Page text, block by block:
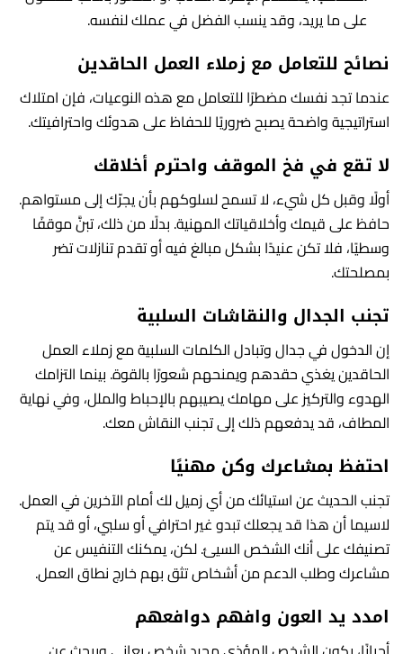
على ما يريد، وقد ينسب الفضل في عملك لنفسه.
نصائح للتعامل مع زملاء العمل الحاقدين
عندما تجد نفسك مضطرًا للتعامل مع هذه النوعيات، فإن امتلاك
استراتيجية واضحة يصبح ضروريًا للحفاظ على هدوئك واحترافيتك.
لا تقع في فخ الموقف واحترم أخلاقك
أولًا وقبل كل شيء، لا تسمح لسلوكهم بأن يجرّك إلى مستواهم.
حافظ على قيمك وأخلاقياتك المهنية. بدلًا من ذلك، تبنَّ موقفًا
وسطيًا، فلا تكن عنيدًا بشكل مبالغ فيه أو تقدم تنازلات تضر
بمصلحتك.
تجنب الجدال والنقاشات السلبية
إن الدخول في جدال وتبادل الكلمات السلبية مع زملاء العمل
الحاقدين يغذي حقدهم ويمنحهم شعورًا بالقوة. بينما التزامك
الهدوء والتركيز على مهامك يصيبهم بالإحباط والملل، وفي نهاية
المطاف، قد يدفعهم ذلك إلى تجنب النقاش معك.
احتفظ بمشاعرك وكن مهنيًا
تجنب الحديث عن استيائك من أي زميل لك أمام الآخرين في العمل.
لاسيما أن هذا قد يجعلك تبدو غير احترافي أو سلبي، أو قد يتم
تصنيفك على أنك الشخص السيئ. لكن، يمكنك التنفيس عن
مشاعرك وطلب الدعم من أشخاص تثق بهم خارج نطاق العمل.
امدد يد العون وافهم دوافعهم